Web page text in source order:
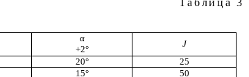
Таблица 3
α
+2°
J
20°
25
15° 50